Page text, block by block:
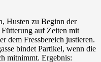
Husten zu Beginn der
auf Zeiten mit
dem Fressbereich justieren.
bindet Partikel, wenn die
mitnimmt. Ergebnis: